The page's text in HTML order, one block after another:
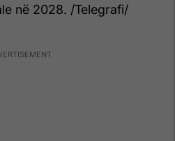
në 2028. /Telegrafi/